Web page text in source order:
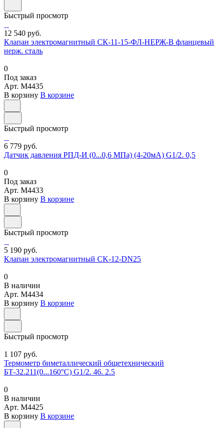
Быстрый просмотр
12 540 руб.
Клапан электромагнитный СК-11-15-ФЛ-НЕРЖ-В фланцевый
нерж. сталь
0
Под заказ
Арт. M4435
В корзину В корзине
Быстрый просмотр
6 779 руб.
Датчик давления РПД-И (0...0,6 МПа) (4-20мА) G1/2. 0,5
0
Под заказ
Арт. M4433
В корзину В корзине
Быстрый просмотр
5 190 руб.
Клапан электромагнитный CK-12-DN25
0
В наличии
Арт. M4434
В корзину В корзине
Быстрый просмотр
1 107 руб.
Термометр биметаллический общетехнический
БТ-32.211(0...160°С) G1/2. 46. 2.5
0
В наличии
Арт. M4425
В корзину В корзине